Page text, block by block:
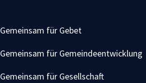
Gemeinsam für Gebet
Gemeinsam für Gemeindeentwicklung
Gemeinsam für Gesellschaft